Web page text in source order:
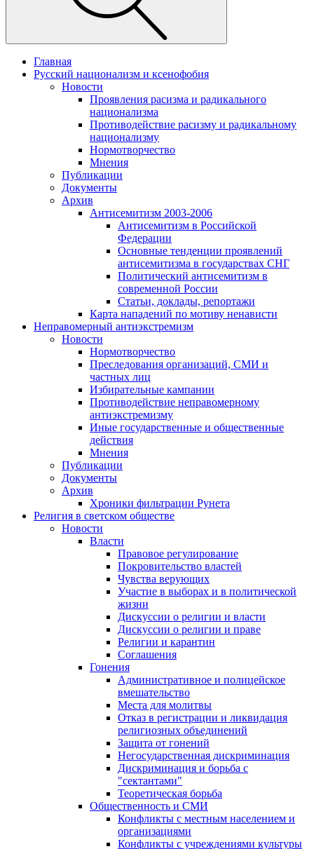
Главная
Русский национализм и ксенофобия
Новости
Проявления расизма и радикального
национализма
Противодействие расизму и радикальному
национализму
Нормотворчество
Мнения
Публикации
Документы
Архив
Антисемитизм 2003-2006
Антисемитизм в Российской
Федерации
Основные тенденции проявлений
антисемитизма в государствах СНГ
Политический антисемитизм в
современной России
Статьи, доклады, репортажи
Карта нападений по мотиву ненависти
Неправомерный антиэкстремизм
Новости
Нормотворчество
Преследования организаций, СМИ и
частных лиц
Избирательные кампании
Противодействие неправомерному
антиэкстремизму
Иные государственные и общественные
действия
Мнения
Публикации
Документы
Архив
Хроники фильтрации Рунета
Религия в светском обществе
Новости
Власти
Правовое регулирование
Покровительство властей
Чувства верующих
Участие в выборах и в политической
жизни
Дискуссии о религии и власти
Дискуссии о религии и праве
Религии и карантин
Соглашения
Гонения
Административное и полицейское
вмешательство
Места для молитвы
Отказ в регистрации и ликвидация
религиозных объединений
Защита от гонений
Негосударственная дискриминация
Дискриминация и борьба с
"сектантами"
Теоретическая борьба
Общественность и СМИ
Конфликты с местным населением и
организациями
Конфликты с учреждениями культуры